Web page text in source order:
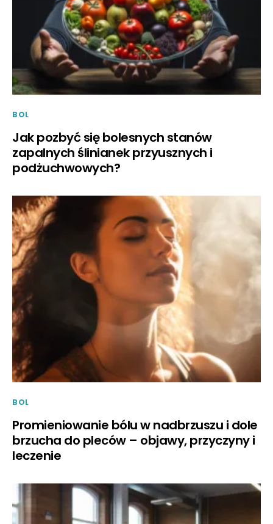
BOL
Jak pozbyć się bolesnych stanów
zapalnych ślinianek przyusznych i
podżuchwowych?
BOL
Promieniowanie bólu w nadbrzuszu i dole
brzucha do pleców – objawy, przyczyny i
leczenie